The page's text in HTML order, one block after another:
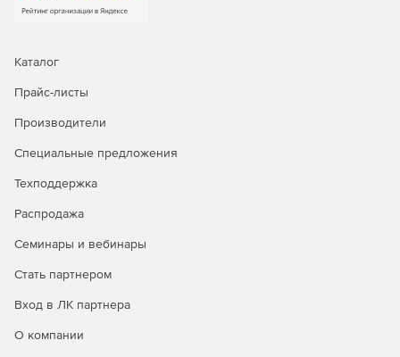
Каталог
Прайс-листы
Производители
Специальные предложения
Техподдержка
Распродажа
Семинары и вебинары
Стать партнером
Вход в ЛК партнера
О компании